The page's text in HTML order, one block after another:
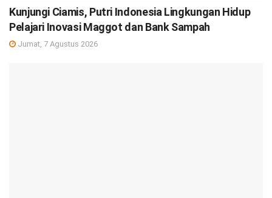
Kunjungi Ciamis, Putri Indonesia Lingkungan Hidup
Pelajari Inovasi Maggot dan Bank Sampah
Jumat, 7 Agustus 2026